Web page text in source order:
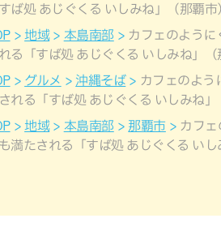
すば処 あじぐくる いしみね」（那覇市
地域 本島南部
カフェのように
る「すば処 あじぐくる いしみね」（
グルメ 沖縄そば
カフェのよう
れる「すば処 あじぐくる いしみね」
地域 本島南部 那覇市
カフ
満たされる「すば処 あじぐくる いし